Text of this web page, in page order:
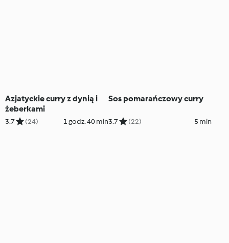
Azjatyckie curry z dynią i
żeberkami
3.7 (24) 1 godz. 40 min
Sos pomarańczowy curry
3.7 (22) 5 min